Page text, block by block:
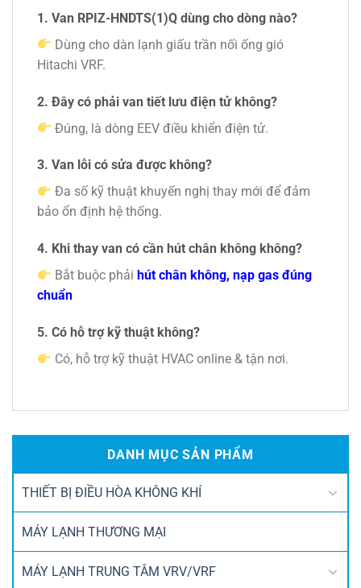
1. Van RPIZ-HNDTS(1)Q dùng cho dòng nào?
Dùng cho dàn lạnh giấu trần nối ống gió
Hitachi VRF.
2. Đây có phải van tiết lưu điện tử không?
Đúng, là dòng EEV điều khiển điện tử.
3. Van lỗi có sửa được không?
Đa số kỹ thuật khuyến nghị thay mới để đảm
bảo ổn định hệ thống.
4. Khi thay van có cần hút chân không không?
Bắt buộc phảihút chân không, nạp gas đúng
chuẩn
5. Có hỗ trợ kỹ thuật không?
Có, hỗ trợ kỹ thuật HVAC online & tận nơi.
DANH MỤC SẢN PHẨM
THIẾT BỊ ĐIỀU HÒA KHÔNG KHÍ
MÁY LẠNH THƯƠNG MẠI
MÁY LẠNH TRUNG TÂM VRV/VRF